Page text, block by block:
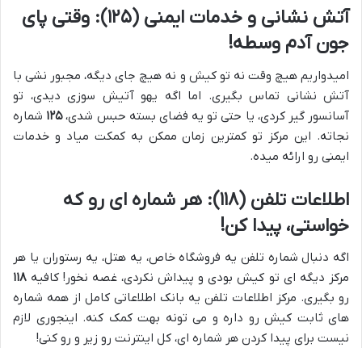
آتش نشانی و خدمات ایمنی (۱۲۵): وقتی پای
جون آدم وسطه!
امیدواریم هیچ وقت نه تو کیش و نه هیچ جای دیگه، مجبور نشی با
آتش نشانی تماس بگیری. اما اگه یهو آتیش سوزی دیدی، تو
آسانسور گیر کردی، یا حتی تو یه فضای بسته حبس شدی،۱۲۵ شماره
نجاته. این مرکز تو کمترین زمان ممکن به کمکت میاد و خدمات
ایمنی رو ارائه میده.
اطلاعات تلفن (۱۱۸): هر شماره ای رو که
خواستی، پیدا کن!
اگه دنبال شماره تلفن یه فروشگاه خاص، یه هتل، یه رستوران یا هر
مرکز دیگه ای تو کیش بودی و پیداش نکردی، غصه نخور! کافیه ۱۱۸
رو بگیری. مرکز اطلاعات تلفن یه بانک اطلاعاتی کامل از همه شماره
های ثابت کیش رو داره و می تونه بهت کمک کنه. اینجوری لازم
نیست برای پیدا کردن هر شماره ای، کل اینترنت رو زیر و رو کنی!